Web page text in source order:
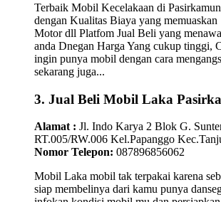
Terbaik Mobil Kecelakaan di
dengan Kualitas Biaya yang
Motor dll Platfom Jual Beli yang
anda Dnegan Harga Yang cukup tinggi,
ingin punya mobil dengan cara
sekarang juga...
3. Jual Beli Mobil Laka
Alamat : Jl. Indo Karya 2 Blok G.
RT.005/RW.006 Kel.Papanggo
Nomor Telepon: 087896856062
Mobil Laka mobil tak terpakai karena
siap membelinya dari kamu punya